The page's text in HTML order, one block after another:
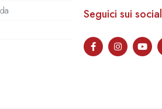
Seguici sui social